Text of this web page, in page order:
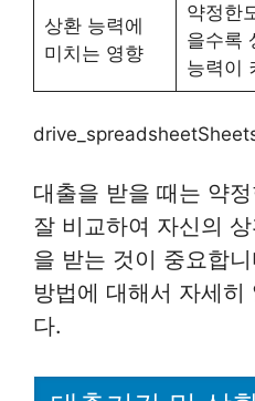
상환 능력에
미치는 영향
약정한
을수록
능력이
대출을 받을 때는 약
잘 비교하여 자신의
을 받는 것이 중요합
방법에 대해서 자세히
다.